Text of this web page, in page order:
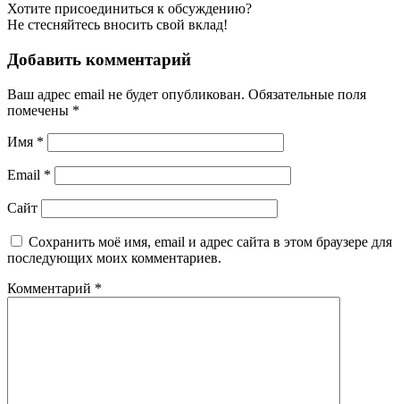
Хотите присоединиться к обсуждению?
Не стесняйтесь вносить свой вклад!
Добавить комментарий
Ваш адрес email не будет опубликован. Обязательные поля
помечены *
Имя *
Email *
Сайт
Сохранить моё имя, email и адрес сайта в этом браузере для
последующих моих комментариев.
Комментарий *